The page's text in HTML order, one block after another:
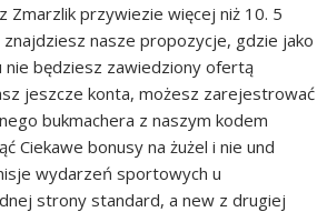
Zmarzlik przywiezie więcej niż 10. 5
nasze propozycje, gdzie jako
nie będziesz zawiedziony ofertą
jeszcze konta, możesz zarejestrować
bukmachera z naszym kodem
Ciekawe bonusy na żużel i nie und
wydarzeń sportowych u
strony standard, a new z drugiej